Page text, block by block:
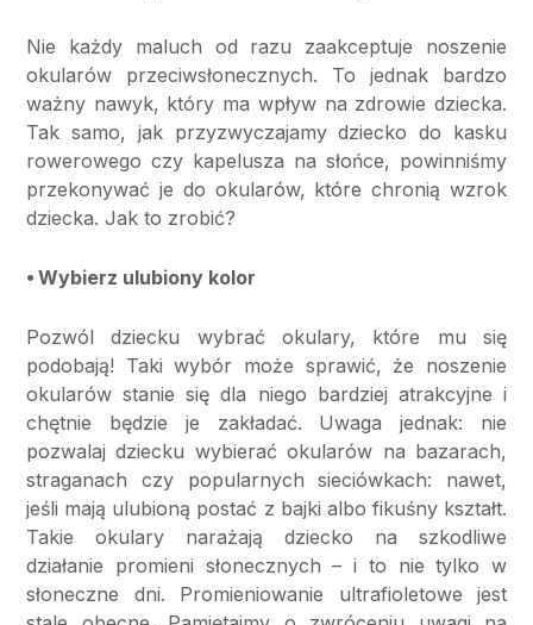
Nie każdy maluch od razu zaakceptuje noszenie
okularów przeciwsłonecznych. To jednak bardzo
ważny nawyk, który ma wpływ na zdrowie dziecka.
Tak samo, jak przyzwyczajamy dziecko do kasku
rowerowego czy kapelusza na słońce, powinniśmy
przekonywać je do okularów, które chronią wzrok
dziecka. Jak to zrobić?
⦁ Wybierz ulubiony kolor
Pozwól dziecku wybrać okulary, które mu się
podobają! Taki wybór może sprawić, że noszenie
okularów stanie się dla niego bardziej atrakcyjne i
chętnie będzie je zakładać. Uwaga jednak: nie
pozwalaj dziecku wybierać okularów na bazarach,
straganach czy popularnych sieciówkach: nawet,
jeśli mają ulubioną postać z bajki albo fikuśny kształt.
Takie okulary narażają dziecko na szkodliwe
działanie promieni słonecznych – i to nie tylko w
słoneczne dni. Promieniowanie ultrafioletowe jest